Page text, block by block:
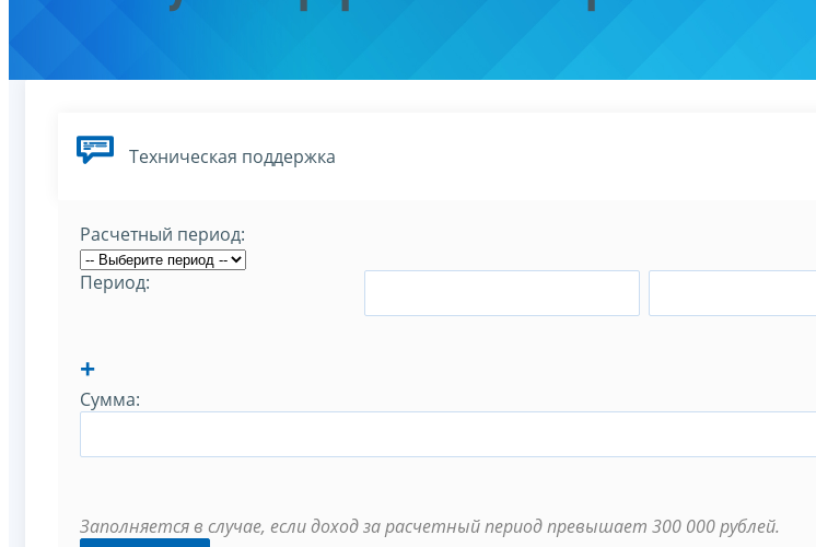
Техническая поддержка
Расчетный период:
Период:
+
Сумма:
Заполняется в случае, если доход за расчетный период превышает 300 000 рублей.